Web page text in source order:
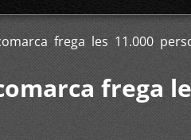
frega les 11.000
frega